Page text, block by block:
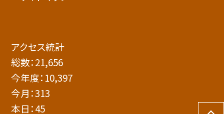
アクセス統計
総数：21,656
今年度： 10,397
今月：313
本日：45